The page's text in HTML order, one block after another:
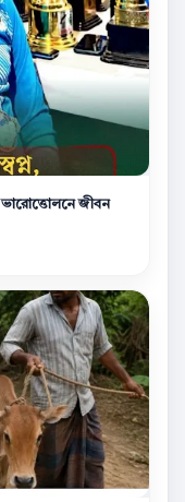
ভারোত্তোলনে জীবন